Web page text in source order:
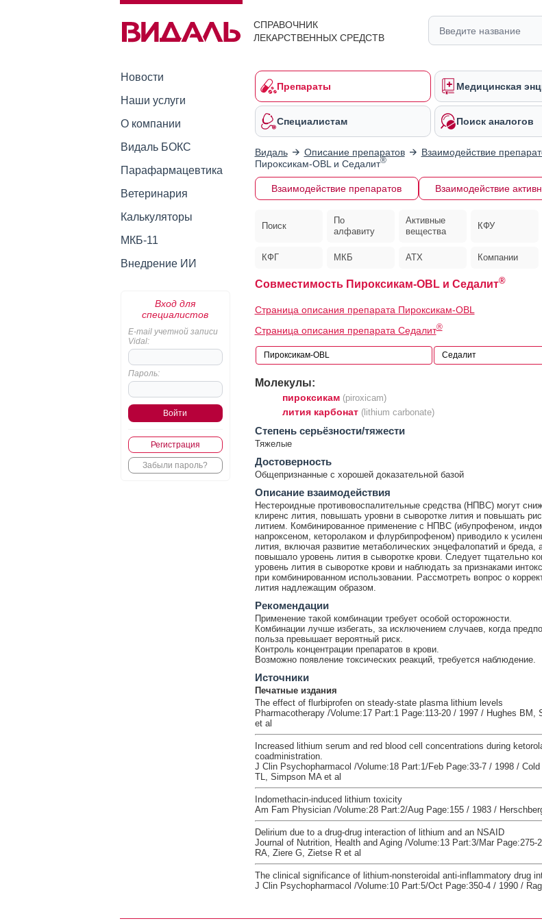
СПРАВОЧНИК
ЛЕКАРСТВЕННЫХ СРЕДСТВ
Новости
Наши услуги
О компании
Видаль БОКС
Парафармацевтика
Ветеринария
Калькуляторы
МКБ-11
Внедрение ИИ
Вход для
специалистов
E-mail учетной записи
Vidal:
Пароль:
Регистрация
Забыли пароль?
Препараты Медицинская
Специалистам Поиск аналогов
Видаль Описание препаратов
Взаимодействие
Пироксикам-OBL и Седалит®
Взаимодействие препаратов Взаимодействие
Поиск
По
алфавиту
Активные
вещества
КФУ
КФГ МКБ АТХ Компании
Совместимость Пироксикам-OBL и Седалит®
Страница описания препарата Пироксикам-OBL
Страница описания препарата Седалит®
Молекулы:
пироксикам (piroxicam)
лития карбонат (lithium carbonate)
Cтепень серьёзности/тяжести
Тяжелые
Достоверность
Общепризнанные с хорошей доказательной базой
Описание взаимодействия
Нестероидные противовоспалительные средства (НПВС) могут
клиренс лития, повышать уровни в сыворотке лития и повышать
литием. Комбинированное применение с НПВС (ибупрофеном,
напроксеном, кеторолаком и флурбипрофеном) приводило к
лития, включая развитие метаболических энцефалопатий и бреда,
повышало уровень лития в сыворотке крови. Следует тщательно
уровень лития в сыворотке крови и наблюдать за признаками
при комбинированном использовании. Рассмотреть вопрос о
лития надлежащим образом.
Рекомендации
Применение такой комбинации требует особой осторожности.
Комбинации лучше избегать, за исключением случаев, когда
польза превышает вероятный риск.
Контроль концентрации препаратов в крови.
Возможно появление токсических реакций, требуется наблюдение.
Источники
Печатные издания
The effect of flurbiprofen on steady-state plasma lithium levels
Pharmacotherapy /Volume:17 Part:1 Page:113-20 / 1997 / Hughes BM,
et al
Increased lithium serum and red blood cell concentrations during
coadministration.
J Clin Psychopharmacol /Volume:18 Part:1/Feb Page:33-7 / 1998 /
TL, Simpson MA et al
Indomethacin-induced lithium toxicity
Am Fam Physician /Volume:28 Part:2/Aug Page:155 / 1983 /
Delirium due to a drug-drug interaction of lithium and an NSAID
Journal of Nutrition, Health and Aging /Volume:13 Part:3/Mar Page:275-
RA, Ziere G, Zietse R et al
The clinical significance of lithium-nonsteroidal anti-inflammatory drug
J Clin Psychopharmacol /Volume:10 Part:5/Oct Page:350-4 / 1990 /